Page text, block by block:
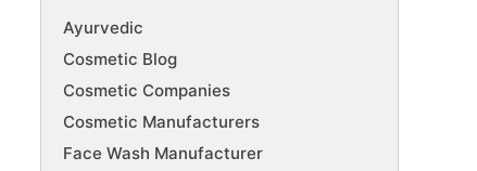
Ayurvedic
Cosmetic Blog
Cosmetic Companies
Cosmetic Manufacturers
Face Wash Manufacturer